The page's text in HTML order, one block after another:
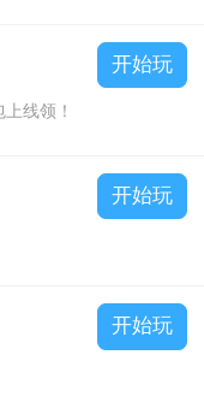
线领！
开始玩
开始玩
开始玩